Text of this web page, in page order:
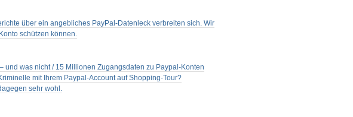
über ein angebliches PayPal-Datenleck verbreiten sich. Wir
schützen können.
und was nicht / 15 Millionen Zugangsdaten zu Paypal-Konten
mit Ihrem Paypal-Account auf Shopping-Tour?
sehr wohl.